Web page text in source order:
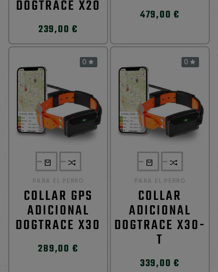
DOGTRACE X20
239,00 €
479,00 €
0 
PARA EL PERRO
COLLAR GPS
ADICIONAL
DOGTRACE X30
289,00 €
0 
PARA EL PERRO
COLLAR
ADICIONAL
DOGTRACE X30-
T
339,00 €